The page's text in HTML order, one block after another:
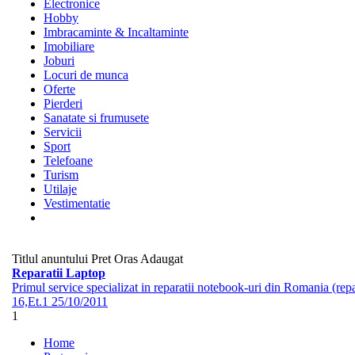
Electronice
Hobby
Imbracaminte & Incaltaminte
Imobiliare
Joburi
Locuri de munca
Oferte
Pierderi
Sanatate si frumusete
Servicii
Sport
Telefoane
Turism
Utilaje
Vestimentatie
Titlul anuntului Pret Oras Adaugat
Reparatii Laptop
Primul service specializat in reparatii notebook-uri din Romania
16,Et.1 25/10/2011
1
Home